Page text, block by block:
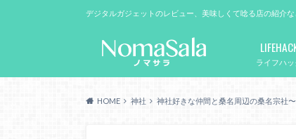
デジタルガジェットのレビュー、美味しくて唸る店の紹介
ライフハッ
HOME 神社 神社好きな仲間と桑名周辺の桑名宗社